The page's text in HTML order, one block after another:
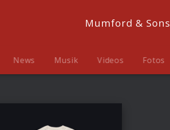
Mumford & Sons
News Musik Videos Fotos